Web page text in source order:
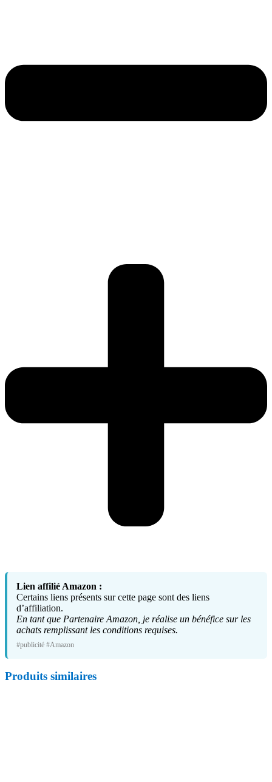
Lien affilié Amazon :
Certains liens présents sur cette page sont des liens
d’affiliation.
En tant que Partenaire Amazon, je réalise un bénéfice sur les
achats remplissant les conditions requises.
#publicité #Amazon
Produits similaires